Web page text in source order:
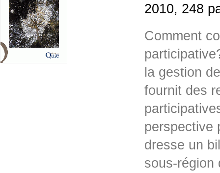
2010, 248
Comment
la gestion
fournit des
perspective
dresse un
sous-région